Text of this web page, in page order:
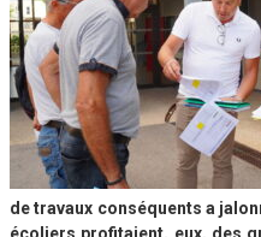
de travaux conséquents a